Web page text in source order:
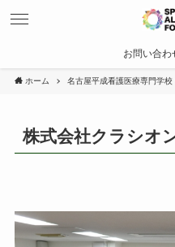
お問い合わ
ホーム 名古屋平成看護医療専門学校
株式会社クラシオ